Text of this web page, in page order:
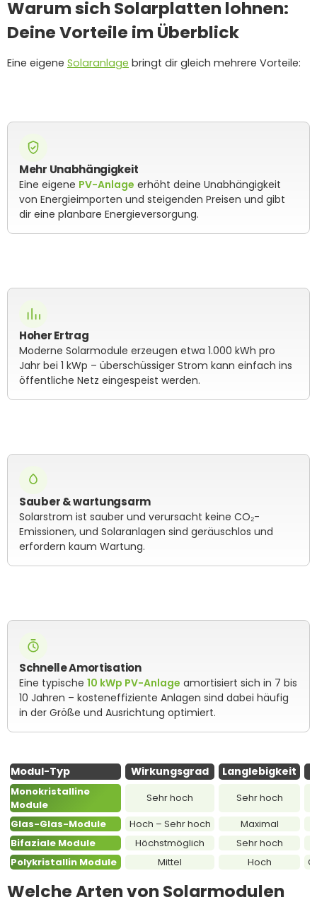
Warum sich Solarplatten lohnen:
Deine Vorteile im Überblick
Eine eigene Solaranlage bringt dir gleich mehrere Vorteile:
Mehr Unabhängigkeit
Eine eigene PV-Anlage erhöht deine Unabhängigkeit
von Energieimporten und steigenden Preisen und gibt
dir eine planbare Energieversorgung.
Hoher Ertrag
Moderne Solarmodule erzeugen etwa 1.000 kWh pro
Jahr bei 1 kWp – überschüssiger Strom kann einfach ins
öffentliche Netz eingespeist werden.
Sauber & wartungsarm
Solarstrom ist sauber und verursacht keine CO₂-
Emissionen, und Solaranlagen sind geräuschlos und
erfordern kaum Wartung.
Schnelle Amortisation
Eine typische 10 kWp PV-Anlage amortisiert sich in 7 bis
10 Jahren – kosteneffiziente Anlagen sind dabei häufig
in der Größe und Ausrichtung optimiert.
Modul-Typ Wirkungsgrad Langlebigkeit
Monokristalline
Module
Sehr hoch Sehr hoch
Glas-Glas-Module
Hoch – Sehr hoch
Maximal
Bifaziale Module
Höchstmöglich
Sehr hoch
Polykristallin Module
Mittel Hoch
Welche Arten von Solarmodulen